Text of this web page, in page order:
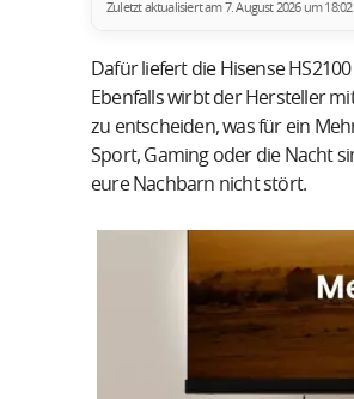
Zuletzt aktualisiert am 7. August 2026 um
Dafür liefert die Hisense
Ebenfalls wirbt der Hersteller
zu entscheiden, was für ein
Sport, Gaming oder die Nacht
eure Nachbarn nicht stört.